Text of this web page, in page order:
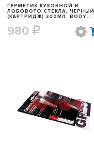
ГЕРМЕТИК КУЗОВНОЙ И
ЛОБОВОГО СТЕКЛА, ЧЕРНЫЙ
(КАРТРИДЖ) 300МЛ. BODY
980
БЫСТРЫЙ ПРОСМОТР